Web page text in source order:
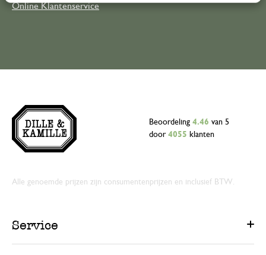
Online Klantenservice
Beoordeling 4.46 van 5
door 4055 klanten
Alle genoemde prijzen zijn consumentenprijzen en inclusief BTW.
Service